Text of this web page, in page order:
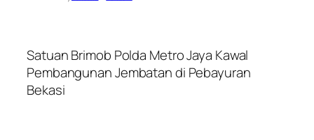
Satuan Brimob Polda Metro Jaya Kawal
Pembangunan Jembatan di Pebayuran
Bekasi